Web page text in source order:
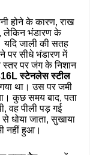
होने के कारण, राख
लेकिन भंडारण के
यदि जाली की सतह
पर सीधे भंडारण में
स्तर पर जंग के निशान
स्टेनलेस स्टील
था। उस पर जमी
कुछ समय बाद, पता
वह पीली पड़ गई
धोया जाता, सुखाया
नहीं हुआ।